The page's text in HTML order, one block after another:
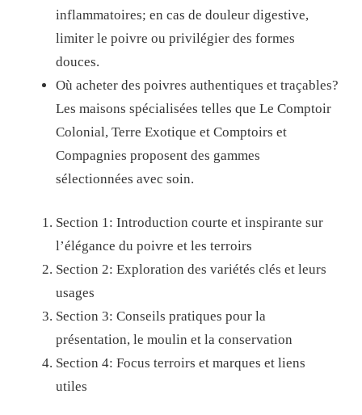
inflammatoires; en cas de douleur digestive,
limiter le poivre ou privilégier des formes
douces.
Où acheter des poivres authentiques et traçables?
Les maisons spécialisées telles que Le Comptoir
Colonial, Terre Exotique et Comptoirs et
Compagnies proposent des gammes
sélectionnées avec soin.
Section 1: Introduction courte et inspirante sur
l’élégance du poivre et les terroirs
Section 2: Exploration des variétés clés et leurs
usages
Section 3: Conseils pratiques pour la
présentation, le moulin et la conservation
Section 4: Focus terroirs et marques et liens
utiles